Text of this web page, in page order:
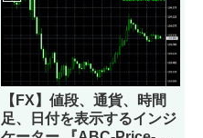
【FX】値段、通貨、時間
足、日付を表示するインジ